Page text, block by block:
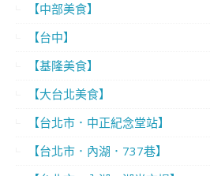
【中部美食】
【台中】
【基隆美食】
【大台北美食】
【台北市．中正紀念堂站】
【台北市．內湖．737巷】